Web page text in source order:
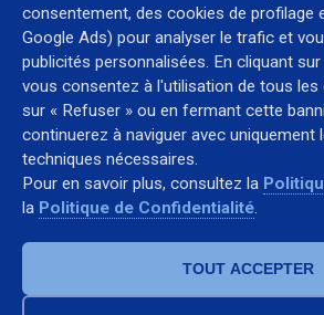
Contact
+39 338 2246835
+39 335 6216070
WhatsApp
Entreprise
À Propos
consentement, des cookies de profilage
Google Ads) pour analyser le trafic et
publicités personnalisées. En cliquant
vous consentez à l'utilisation de tous les
sur « Refuser » ou en fermant cette
continuerez à naviguer avec uniquement
techniques nécessaires.
Pour en savoir plus, consultez la
la Politique de Confidentialité.
TOUT ACCEPTER